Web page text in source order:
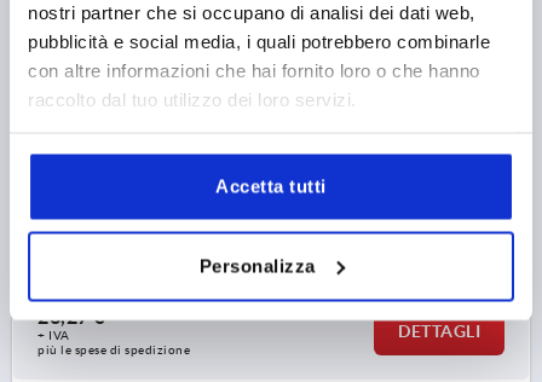
nostri partner che si occupano di analisi dei dati web,
pubblicità e social media, i quali potrebbero combinarle
con altre informazioni che hai fornito loro o che hanno
raccolto dal tuo utilizzo dei loro servizi.
Accetta tutti
Personalizza
VOLANTINO A DISCO D1=125 FORO CALIBRATO
D2=14H7 ALLUMINIO, COMP:RESINA
IMPUGNATURA CILINDRICA GIREVOLE =Ø22 X M8 X 56
23,27 €
+ IVA
più le spese di spedizione
DETTAGLI